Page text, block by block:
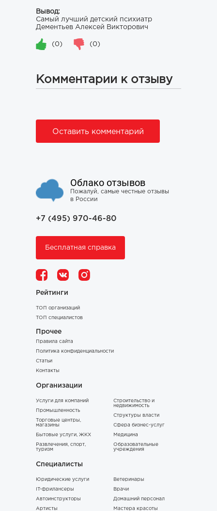
Вывод:
Самый лучший детский психиатр
Дементьев Алексей Викторович
(0) (0)
Комментарии к отзыву
Оставить комментарий
Облако отзывов
Пожалуй, самые честные отзывы
в России
+7 (495) 970-46-80
Бесплатная справка
Рейтинги
ТОП организаций
ТОП специалистов
Прочее
Правила сайта
Политика конфиденциальности
Статьи
Контакты
Организации
Услуги для компаний
Промышленность
Торговые центры,
магазины
Бытовые услуги, ЖКХ
Развлечения, спорт,
туризм
Строительство и
недвижимость
Структуры власти
Сфера бизнес-услуг
Медицина
Образовательные
учреждения
Специалисты
Юридические услуги
IT-фрилансеры
Автоинструкторы
Артисты
Ветеринары
Врачи
Домашний персонал
Мастера красоты